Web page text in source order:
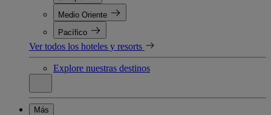
Medio Oriente
Pacífico
Ver todos los hoteles y resorts
Explore nuestras destinos
Más